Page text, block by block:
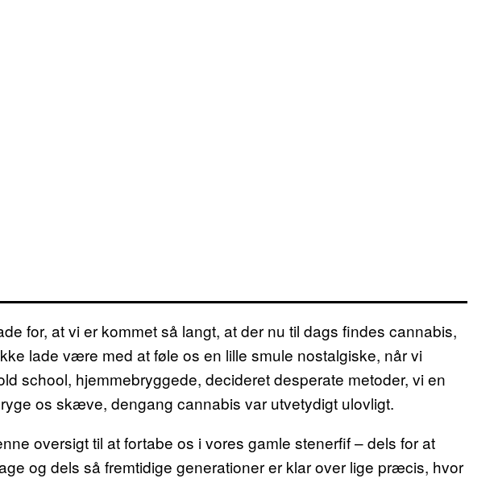
for, at vi er kommet så langt, at der nu til dags findes cannabis,
lade være med at føle os en lille smule nostalgiske, når vi
school, hjemmebryggede, decideret desperate metoder, vi en
os skæve, dengang cannabis var utvetydigt ulovligt.
oversigt til at fortabe os i vores gamle stenerfif – dels for at
og dels så fremtidige generationer er klar over lige præcis, hvor